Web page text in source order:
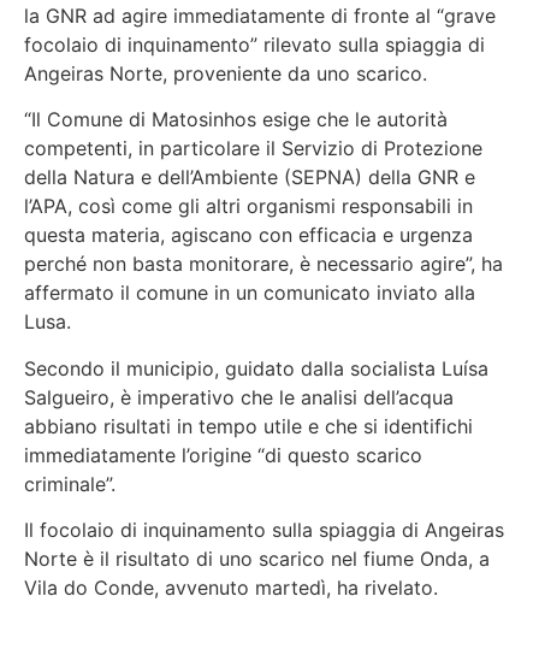
la GNR ad agire immediatamente di fronte al “grave
focolaio di inquinamento” rilevato sulla spiaggia di
Angeiras Norte, proveniente da uno scarico.
“Il Comune di Matosinhos esige che le autorità
competenti, in particolare il Servizio di Protezione
della Natura e dell’Ambiente (SEPNA) della GNR e
l’APA, così come gli altri organismi responsabili in
questa materia, agiscano con efficacia e urgenza
perché non basta monitorare, è necessario agire”, ha
affermato il comune in un comunicato inviato alla
Lusa.
Secondo il municipio, guidato dalla socialista Luísa
Salgueiro, è imperativo che le analisi dell’acqua
abbiano risultati in tempo utile e che si identifichi
immediatamente l’origine “di questo scarico
criminale”.
Il focolaio di inquinamento sulla spiaggia di Angeiras
Norte è il risultato di uno scarico nel fiume Onda, a
Vila do Conde, avvenuto martedì, ha rivelato.